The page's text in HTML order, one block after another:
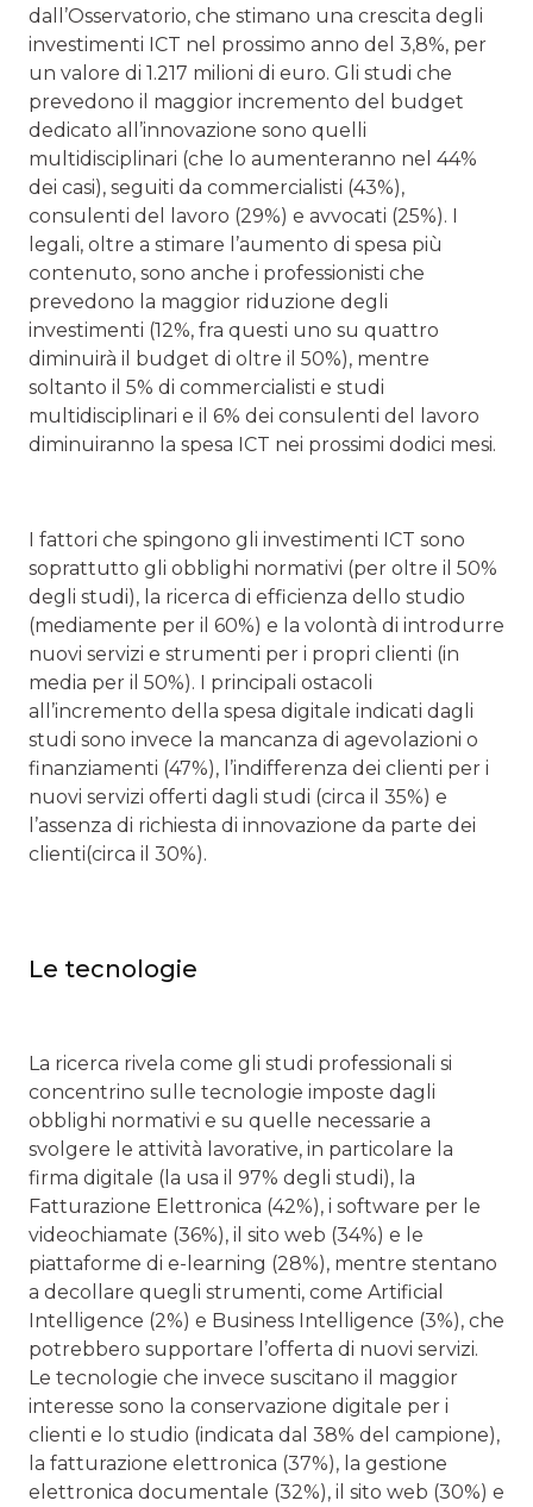
dall’Osservatorio, che stimano una crescita degli
investimenti ICT nel prossimo anno del 3,8%, per
un valore di 1.217 milioni di euro. Gli studi che
prevedono il maggior incremento del budget
dedicato all’innovazione sono quelli
multidisciplinari (che lo aumenteranno nel 44%
dei casi), seguiti da commercialisti (43%),
consulenti del lavoro (29%) e avvocati (25%). I
legali, oltre a stimare l’aumento di spesa più
contenuto, sono anche i professionisti che
prevedono la maggior riduzione degli
investimenti (12%, fra questi uno su quattro
diminuirà il budget di oltre il 50%), mentre
soltanto il 5% di commercialisti e studi
multidisciplinari e il 6% dei consulenti del lavoro
diminuiranno la spesa ICT nei prossimi dodici mesi.
I fattori che spingono gli investimenti ICT sono
soprattutto gli obblighi normativi (per oltre il 50%
degli studi), la ricerca di efficienza dello studio
(mediamente per il 60%) e la volontà di introdurre
nuovi servizi e strumenti per i propri clienti (in
media per il 50%). I principali ostacoli
all’incremento della spesa digitale indicati dagli
studi sono invece la mancanza di agevolazioni o
finanziamenti (47%), l’indifferenza dei clienti per i
nuovi servizi offerti dagli studi (circa il 35%) e
l’assenza di richiesta di innovazione da parte dei
clienti(circa il 30%).
Le tecnologie
La ricerca rivela come gli studi professionali si
concentrino sulle tecnologie imposte dagli
obblighi normativi e su quelle necessarie a
svolgere le attività lavorative, in particolare la
firma digitale (la usa il 97% degli studi), la
Fatturazione Elettronica (42%), i software per le
videochiamate (36%), il sito web (34%) e le
piattaforme di e-learning (28%), mentre stentano
a decollare quegli strumenti, come Artificial
Intelligence (2%) e Business Intelligence (3%), che
potrebbero supportare l’offerta di nuovi servizi.
Le tecnologie che invece suscitano il maggior
interesse sono la conservazione digitale per i
clienti e lo studio (indicata dal 38% del campione),
la fatturazione elettronica (37%), la gestione
elettronica documentale (32%), il sito web (30%) e